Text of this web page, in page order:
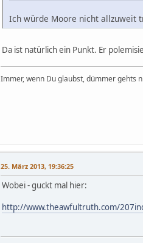
Ich würde Moore nicht allzuweit
Da ist natürlich ein Punkt. Er
Immer, wenn Du glaubst, dümmer gehts
25. März 2013, 19:36:25
Wobei - guckt mal hier:
http://www.theawfultruth.com/